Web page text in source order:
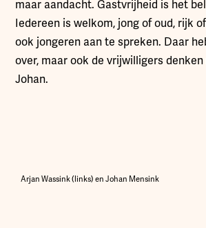
maar aandacht. Gastvrijheid is het
Iedereen is welkom, jong of oud, rijk
ook jongeren aan te spreken. Daar
over, maar ook de vrijwilligers denken
Johan.
Arjan Wassink (links) en Johan Mensink